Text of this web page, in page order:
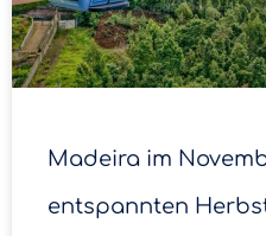
Madeira im
entspannten